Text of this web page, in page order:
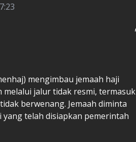
mengimbau jemaah haji
melalui jalur tidak resmi, termasuk
berwenang. Jemaah diminta
telah disiapkan pemerintah